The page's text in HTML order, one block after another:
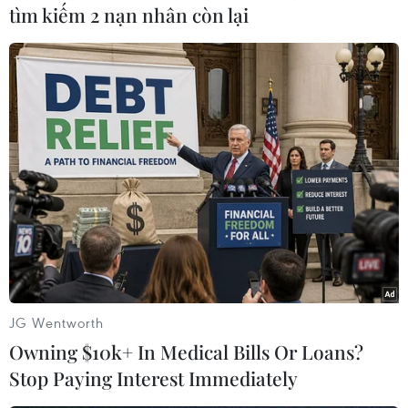
ở mức tương tự trong hai quý còn lại của năm./.
(TTXVN/Vietnam+)
tìm kiếm 2 nạn nhân còn lại
JG Wentworth
Owning $10k+ In Medical Bills Or Loans?
Stop Paying Interest Immediately